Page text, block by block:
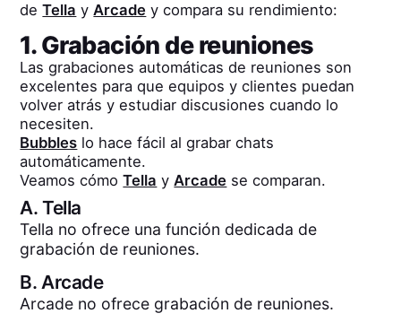
deTella yArcade y compara su rendimiento:
1. Grabación de reuniones
Las grabaciones automáticas de reuniones son
excelentes para que equipos y clientes puedan
volver atrás y estudiar discusiones cuando lo
necesiten.
Bubbles lo hace fácil al grabar chats
automáticamente.
Veamos cómoTella y Arcade se comparan.
A.Tella
Tella no ofrece una función dedicada de
grabación de reuniones.
B.Arcade
Arcade no ofrece grabación de reuniones.